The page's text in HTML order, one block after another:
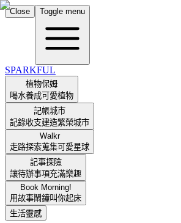
Close Toggle menu
SPARKFUL
植物保姆
喝水養成可愛植物
記帳城市
記錄收支建造繁榮城市
Walkr
走路探索蒐集可愛星球
記事探險
讓待辦事項充滿樂趣
Book Morning!
用故事鬧鐘叫你起床
生活靈感